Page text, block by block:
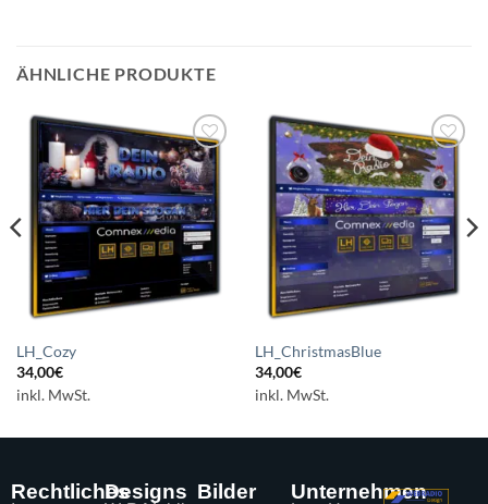
ÄHNLICHE PRODUKTE
Auf die
Wunschliste
setzen
LH_Cozy
34,00€
inkl. MwSt.
Auf die
Wunschliste
setzen
LH_ChristmasBlue
34,00€
inkl. MwSt.
RechtlichesDesigns Bilder
Unternehmen